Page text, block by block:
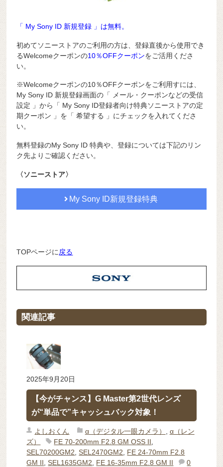
「 My Sony ID 新規登録 」は無料。
初めてソニーストアのご利用の方は、登録直後から使用でき
るWelcomeクーポンの10％OFFクーポンをご活用くださ
い。
※Welcomeクーポンの10％OFFクーポンをご利用すには、
My Sony ID 新規登録画面の「 メール・クーポンなどの受信
設定 」から「 My Sony ID登録者向け特典ソニーストアの定
期クーポン 」を「 希望する 」にチェックを入れてくださ
い。
無料登録のMy Sony ID 特典や、登録については下記のリン
ク先よりご確認ください。
〈ソニーストア〉
My Sony ID新規登録特典
TOPページに戻る
関連記事
2025年9月20日
【今がチャンス】G Master第2世代レンズ
が“単品で”キャッシュバック対象！
よしおくん α（デジタル一眼カメラ）
α（レン
ズ）
FE 70-200mm F2.8 GM OSS II
SEL70200GM2 ,SEL2470GM2
FE 24-70mm F2.8
GM II ,SEL1635GM2 FE 16-35mm F2.8 GM II
0